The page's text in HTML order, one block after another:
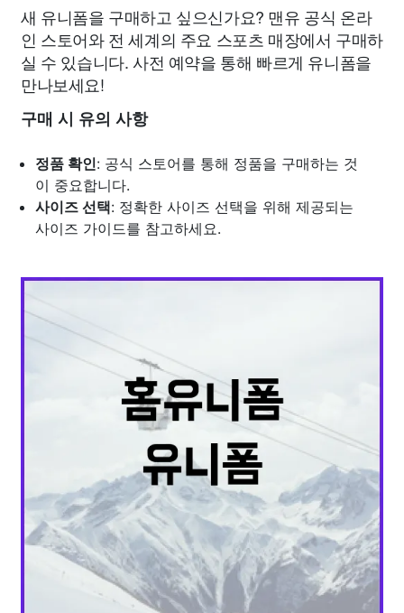
새 유니폼을 구매하고 싶으신가요? 맨유 공식 온라
인 스토어와 전 세계의 주요 스포츠 매장에서 구매하
실 수 있습니다. 사전 예약을 통해 빠르게 유니폼을
만나보세요!
구매 시 유의 사항
정품 확인: 공식 스토어를 통해 정품을 구매하는 것
이 중요합니다.
사이즈 선택: 정확한 사이즈 선택을 위해 제공되는
사이즈 가이드를 참고하세요.